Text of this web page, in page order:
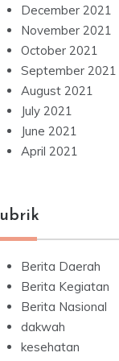
December 2021
November 2021
October 2021
September 2021
August 2021
July 2021
June 2021
April 2021
Berita Daerah
Berita Kegiatan
Berita Nasional
dakwah
kesehatan